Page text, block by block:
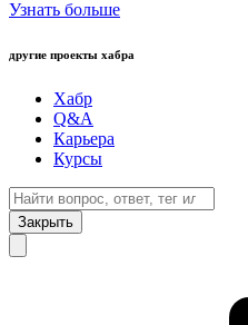
Узнать больше
другие проекты хабра
Хабр
Q&A
Карьера
Курсы
Закрыть